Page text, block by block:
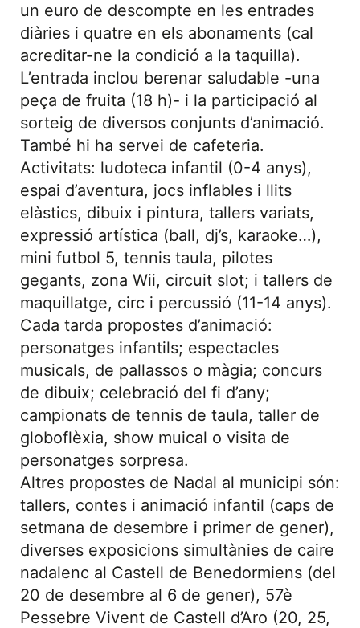
un euro de descompte en les entrades
diàries i quatre en els abonaments (cal
acreditar-ne la condició a la taquilla).
L’entrada inclou berenar saludable -una
peça de fruita (18 h)- i la participació al
sorteig de diversos conjunts d’animació.
També hi ha servei de cafeteria.
Activitats: ludoteca infantil (0-4 anys),
espai d’aventura, jocs inflables i llits
elàstics, dibuix i pintura, tallers variats,
expressió artística (ball, dj’s, karaoke…),
mini futbol 5, tennis taula, pilotes
gegants, zona Wii, circuit slot; i tallers de
maquillatge, circ i percussió (11-14 anys).
Cada tarda propostes d’animació:
personatges infantils; espectacles
musicals, de pallassos o màgia; concurs
de dibuix; celebració del fi d’any;
campionats de tennis de taula, taller de
globoflèxia, show muical o visita de
personatges sorpresa.
Altres propostes de Nadal al municipi són:
tallers, contes i animació infantil (caps de
setmana de desembre i primer de gener),
diverses exposicions simultànies de caire
nadalenc al Castell de Benedormiens (del
20 de desembre al 6 de gener), 57è
Pessebre Vivent de Castell d’Aro (20, 25,